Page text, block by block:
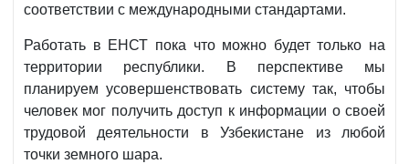
соответствии с международными стандартами.
Работать в ЕНСТ пока что можно будет только на
территории республики. В перспективе мы
планируем усовершенствовать систему так, чтобы
человек мог получить доступ к информации о своей
трудовой деятельности в Узбекистане из любой
точки земного шара.